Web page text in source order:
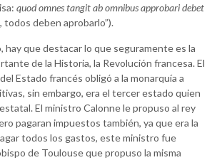
quod omnes tangit ab omnibus approbari debet
todos deben aprobarlo”).
hay que destacar lo que seguramente es la
de la Historia, la Revolución francesa. El
Estado francés obligó a la monarquía a
sin embargo, era el tercer estado quien
El ministro Calonne le propuso al rey
pagaran impuestos también, ya que era la
todos los gastos, este ministro fue
de Toulouse que propuso la misma